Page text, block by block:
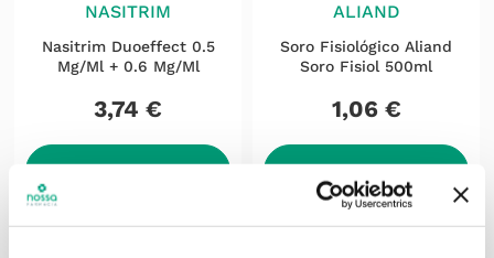
NASITRIM
Nasitrim Duoeffect 0.5
Mg/ml + 0.6 Mg/ml
3,74 €
ADICIONAR
ALIAND
Soro Fisiológico Aliand
Soro Fisiol 500ml
1,06 €
ADICIONAR